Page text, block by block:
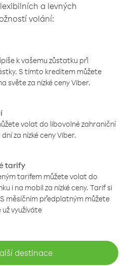
a levných
volání:
k vašemu zůstatku při
S tímto kreditem můžete
světe za nízké ceny Viber.
volat do libovolné zahraniční
za nízké ceny Viber.
tarify
tarifem můžete volat do
i na mobil za nízké ceny. Tarif si
měsíčním předplatným můžete
využíváte
destinace